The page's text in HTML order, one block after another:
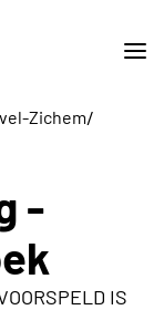
Zichem/
-
IS